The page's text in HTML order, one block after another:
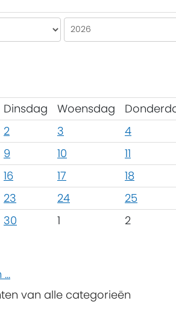
Dinsdag Woensdag
2 3
4
9 10
11
16 17
18
23 24
25
30 1 2
van alle categorieën